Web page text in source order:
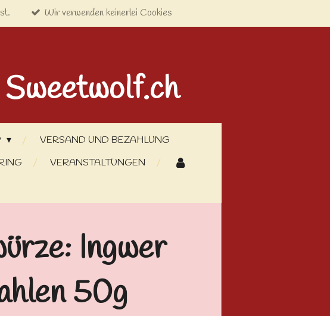
Wir verwenden keinerlei Cookies
VERSAND UND BEZAHLUNG
VERANSTALTUNGEN
Ingwer
50g